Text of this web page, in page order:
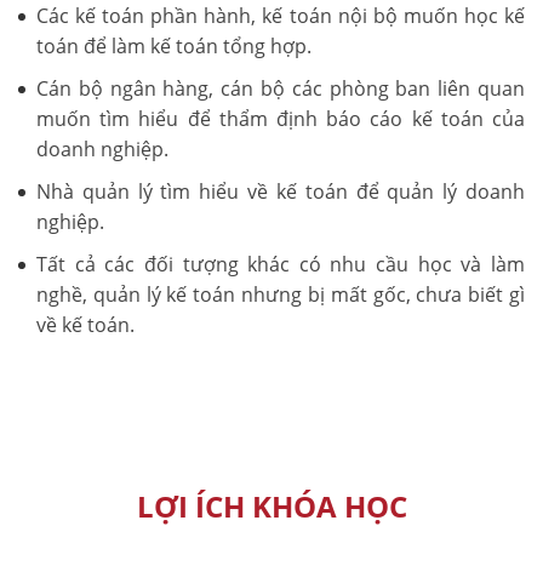
Các kế toán phần hành, kế toán nội bộ muốn học kế
toán để làm kế toán tổng hợp.
Cán bộ ngân hàng, cán bộ các phòng ban liên quan
muốn tìm hiểu để thẩm định báo cáo kế toán của
doanh nghiệp.
Nhà quản lý tìm hiểu về kế toán để quản lý doanh
nghiệp.
Tất cả các đối tượng khác có nhu cầu học và làm
nghề, quản lý kế toán nhưng bị mất gốc, chưa biết gì
về kế toán.
LỢI ÍCH KHÓA HỌC